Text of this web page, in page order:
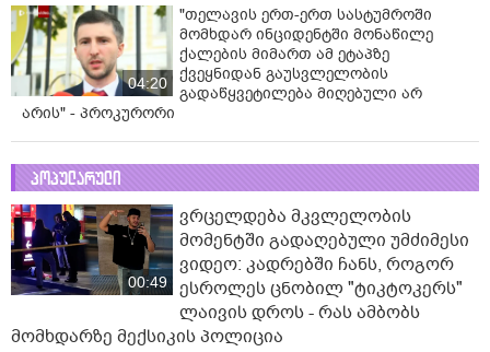
04:20
"თელავის ერთ-ერთ სასტუმროში
მომხდარ ინციდენტში მონაწილე
ქალების მიმართ ამ ეტაპზე
ქვეყნიდან გაუსვლელობის
გადაწყვეტილება მიღებული არ
არის" - პროკურორი
პოპულარული
00:49
ვრცელდება მკვლელობის
მომენტში გადაღებული უმძიმესი
ვიდეო: კადრებში ჩანს, როგორ
ესროლეს ცნობილ "ტიკტოკერს"
ლაივის დროს - რას ამბობს
მომხდარზე მექსიკის პოლიცია